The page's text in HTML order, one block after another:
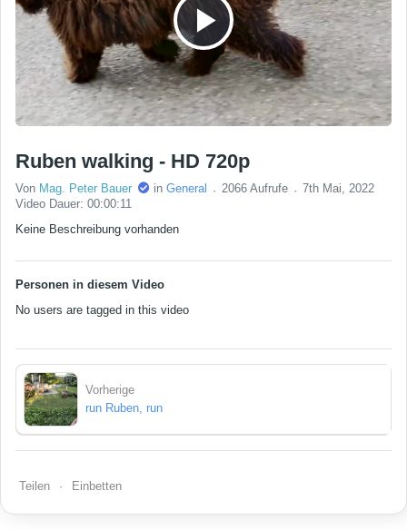
Play Video
Ruben walking - HD 720p
Von Mag. Peter Bauer in General 2066 Aufrufe
7th Mai, 2022
Video Dauer: 00:00:11
Keine Beschreibung vorhanden
Personen in diesem Video
No users are tagged in this video
Vorherige
run Ruben, run
Teilen Einbetten